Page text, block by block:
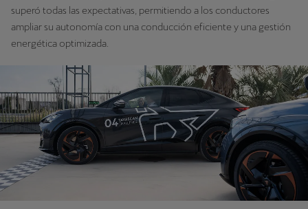
superó todas las expectativas, permitiendo a los conductores
ampliar su autonomía con una conducción eficiente y una gestión
energética optimizada.